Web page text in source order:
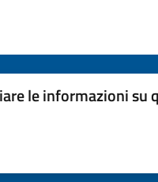
le informazioni su
5 stelle su 5
su 5
su 5
5